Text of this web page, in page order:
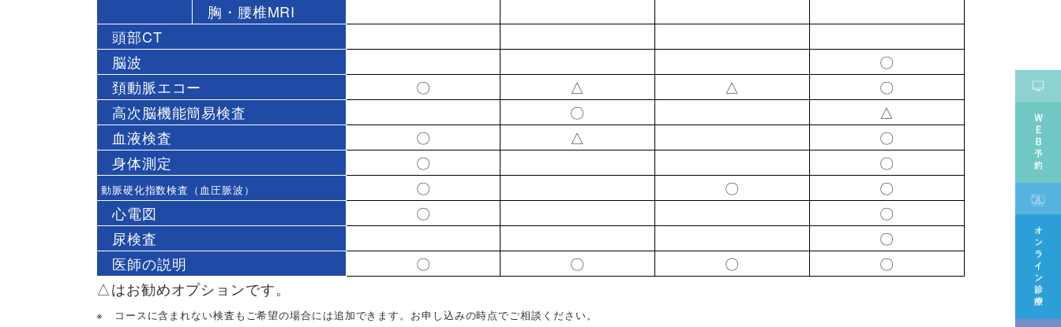
胸・腰椎MRI
頭部CT
脳波
〇
頚動脈エコー
〇 △ △
〇
高次脳機能簡易検査
〇
△
血液検査
〇 △
〇
身体測定
〇 〇
動脈硬化指数検査 （血圧脈波） 〇 〇
〇
心電図
〇
〇
尿検査
〇
医師の説明
〇 〇 〇
〇
△はお勧めオプションです。
※ コースに含まれない検査もご希望の場合には追加できます。お申し込みの時点でご相談ください。